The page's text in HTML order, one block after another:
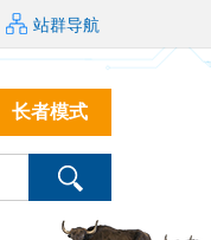
站群导航
长者模式